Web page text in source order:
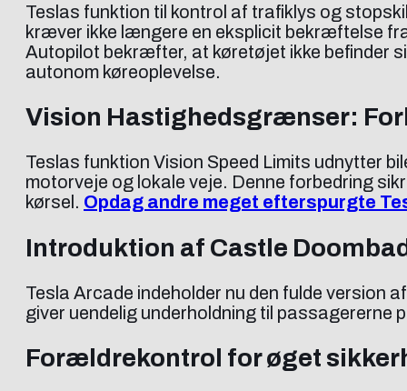
Teslas funktion til kontrol af trafiklys og
kræver ikke længere en eksplicit bekræftelse
Autopilot bekræfter, at køretøjet ikke befinder
autonom køreoplevelse.
Vision Hastighedsgrænser:
Teslas funktion Vision Speed Limits udnytter
motorveje og lokale veje. Denne forbedring
kørsel. Opdag andre meget efterspurgte
Introduktion af Castle
Tesla Arcade indeholder nu den fulde version
giver uendelig underholdning til passagererne
Forældrekontrol for øget